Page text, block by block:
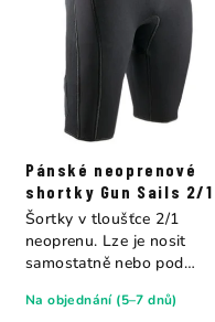
Pánské neoprenové
shortky Gun Sails 2/1
Na objednání (5–7 dnů)
Šortky v tloušťce 2/1
neoprenu. Lze je nosit
samostatně nebo pod